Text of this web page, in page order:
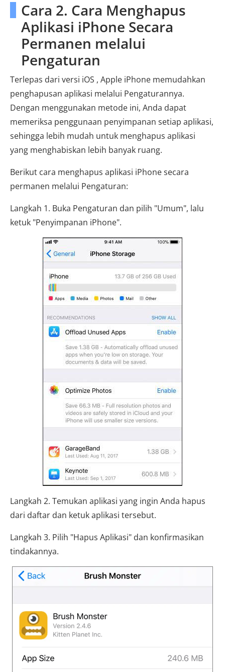
Cara 2. Cara Menghapus
Aplikasi iPhone Secara
Permanen melalui
Pengaturan
Terlepas dari versi iOS , Apple iPhone memudahkan
penghapusan aplikasi melalui Pengaturannya.
Dengan menggunakan metode ini, Anda dapat
memeriksa penggunaan penyimpanan setiap aplikasi,
sehingga lebih mudah untuk menghapus aplikasi
yang menghabiskan lebih banyak ruang.
Berikut cara menghapus aplikasi iPhone secara
permanen melalui Pengaturan:
Langkah 1. Buka Pengaturan dan pilih "Umum", lalu
ketuk "Penyimpanan iPhone".
Langkah 2. Temukan aplikasi yang ingin Anda hapus
dari daftar dan ketuk aplikasi tersebut.
Langkah 3. Pilih "Hapus Aplikasi" dan konfirmasikan
tindakannya.